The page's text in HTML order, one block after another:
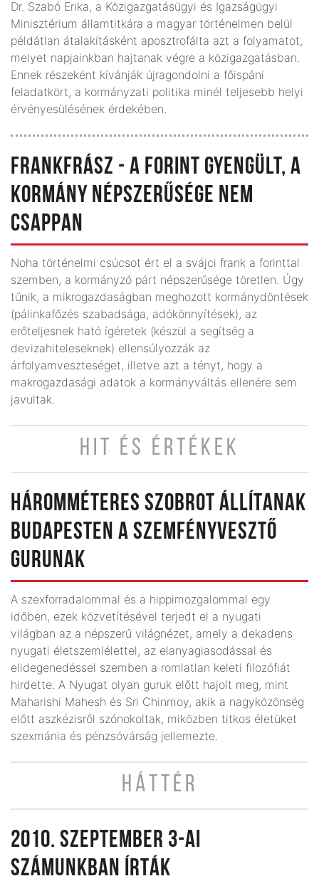
Dr. Szabó Erika, a Közigazgatásügyi és Igazságügyi
Minisztérium államtitkára a magyar történelmen belül
példátlan átalakításként aposztrofálta azt a folyamatot,
melyet napjainkban hajtanak végre a közigazgatásban.
Ennek részeként kívánják újragondolni a főispáni
feladatkört, a kormányzati politika minél teljesebb helyi
érvényesülésének érdekében.
FRANKFRÁSZ - A FORINT GYENGÜLT, A
KORMÁNY NÉPSZERŰSÉGE NEM
CSAPPAN
Noha történelmi csúcsot ért el a svájci frank a forinttal
szemben, a kormányzó párt népszerűsége töretlen. Úgy
tűnik, a mikrogazdaságban meghozott kormánydöntések
(pálinkafőzés szabadsága, adókönnyítések), az
erőteljesnek ható ígéretek (készül a segítség a
devizahiteleseknek) ellensúlyozzák az
árfolyamveszteséget, illetve azt a tényt, hogy a
makrogazdasági adatok a kormányváltás ellenére sem
javultak.
HIT ÉS ÉRTÉKEK
HÁROMMÉTERES SZOBROT ÁLLÍTANAK
BUDAPESTEN A SZEMFÉNYVESZTŐ
GURUNAK
A szexforradalommal és a hippimozgalommal egy
időben, ezek közvetítésével terjedt el a nyugati
világban az a népszerű világnézet, amely a dekadens
nyugati életszemlélettel, az elanyagiasodással és
elidegenedéssel szemben a romlatlan keleti filozófiát
hirdette. A Nyugat olyan guruk előtt hajolt meg, mint
Maharishi Mahesh és Sri Chinmoy, akik a nagyközönség
előtt aszkézisről szónokoltak, miközben titkos életüket
szexmánia és pénzsóvárság jellemezte.
HÁTTÉR
2010. SZEPTEMBER 3-AI
SZÁMUNKBAN ÍRTÁK